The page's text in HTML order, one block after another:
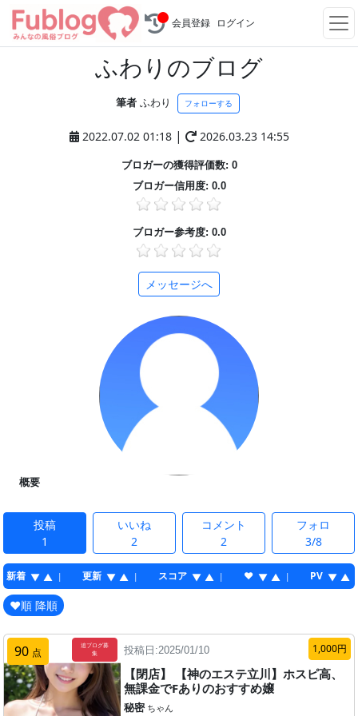
会員登録 ログイン
ふわりのブログ
筆者ふわり フォローする
2022.07.02 01:18 | 2026.03.23 14:55
ブロガーの獲得評価数: 0
ブロガー信用度: 0.0
ブロガー参考度: 0.0
概要
投稿
1
いいね
2
コメント
2
フォロ
3/8
新着 ▼ ▲ | 更新 ▼ ▲ | スコア ▼ ▲ | ♥ ▼ ▲ | PV ▼ ▲
♥順 降順
90 点
追ブログ募
集
投稿日:2025/01/10 1,000円
【閉店】 【神のエステ立川】ホスピ高、
無課金でFありのおすすめ嬢
秘密 ちゃん